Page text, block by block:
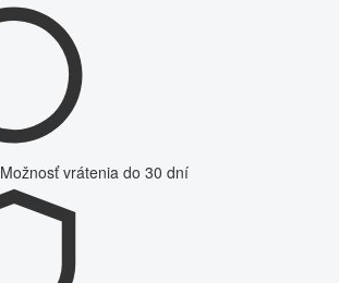
Možnosť vrátenia do 30 dní